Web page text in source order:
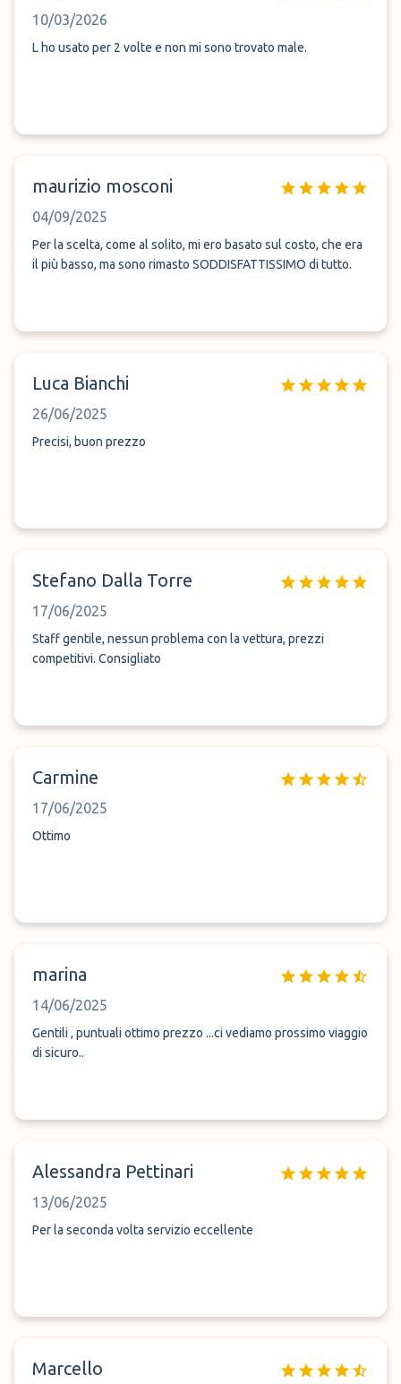
10/03/2026
L ho usato per 2 volte e non mi sono trovato male.
maurizio mosconi
04/09/2025
Per la scelta, come al solito, mi ero basato sul costo, che era
il più basso, ma sono rimasto SODDISFATTISSIMO di tutto.
Luca Bianchi
26/06/2025
Precisi, buon prezzo
Stefano Dalla Torre
17/06/2025
Staff gentile, nessun problema con la vettura, prezzi
competitivi. Consigliato
Carmine
17/06/2025
Ottimo
marina
14/06/2025
Gentili , puntuali ottimo prezzo ...ci vediamo prossimo viaggio
di sicuro..
Alessandra Pettinari
13/06/2025
Per la seconda volta servizio eccellente
Marcello